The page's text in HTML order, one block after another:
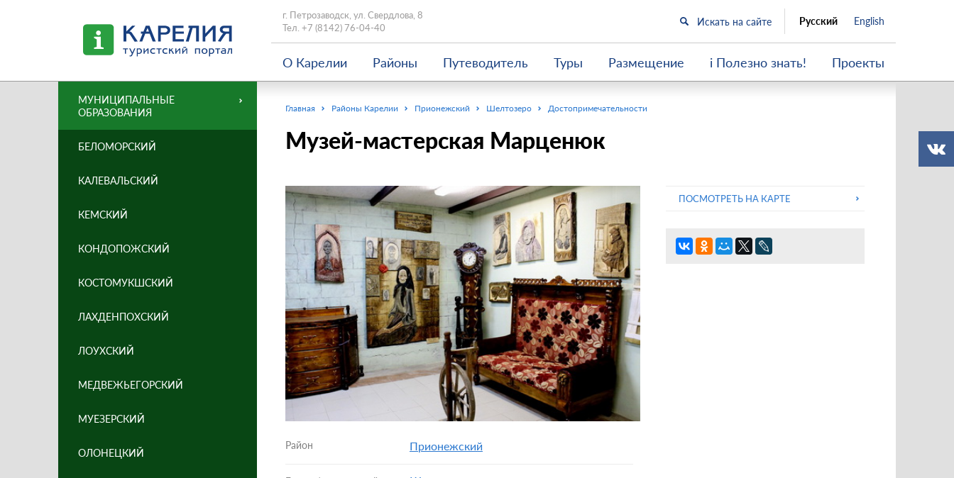
г. Петрозаводск, ул. Свердлова, 8
Тел. +7 (8142) 76-04-40
Русский English
О Карелии Районы Путеводитель Туры Размещение i Полезно знать! Проекты
Главная Районы Карелии Прионежский Шелтозеро Достопримечательности
Музей-мастерская Марценюк
ПОСМОТРЕТЬ НА КАРТЕ
Район Прионежский
МУНИЦИПАЛЬНЫЕ
ОБРАЗОВАНИЯ
БЕЛОМОРСКИЙ
КАЛЕВАЛЬСКИЙ
КЕМСКИЙ
КОНДОПОЖСКИЙ
КОСТОМУКШСКИЙ
ЛАХДЕНПОХСКИЙ
ЛОУХСКИЙ
МЕДВЕЖЬЕГОРСКИЙ
МУЕЗЕРСКИЙ
ОЛОНЕЦКИЙ